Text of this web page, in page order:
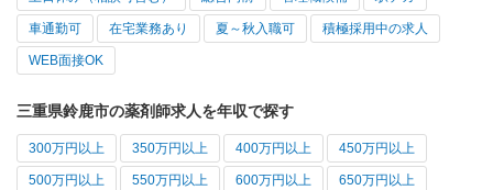
車通勤可 在宅業務あり 夏～秋入職可 積極採用中の求人
WEB面接OK
三重県鈴鹿市の薬剤師求人を年収で探す
300万円以上 350万円以上 400万円以上 450万円以上
500万円以上 550万円以上 600万円以上 650万円以上